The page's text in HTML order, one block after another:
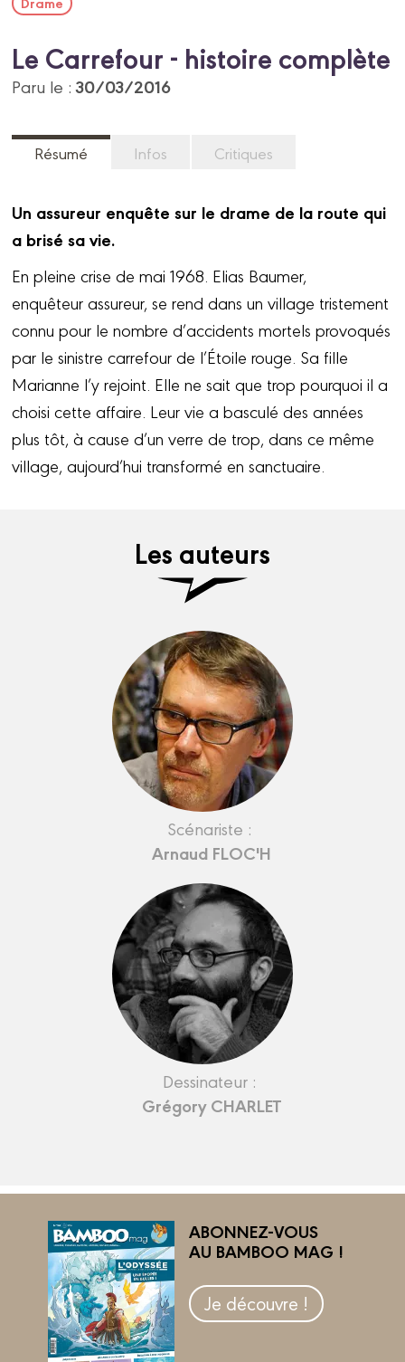
Le Carrefour - histoire complète
Paru le :30/03/2016
Résumé Infos Critiques
Un assureur enquête sur le drame de la route qui
a brisé sa vie.
En pleine crise de mai 1968. Elias Baumer,
enquêteur assureur, se rend dans un village tristement
connu pour le nombre d’accidents mortels provoqués
par le sinistre carrefour de l’Étoile rouge. Sa fille
Marianne l’y rejoint. Elle ne sait que trop pourquoi il a
choisi cette affaire. Leur vie a basculé des années
plus tôt, à cause d’un verre de trop, dans ce même
village, aujourd’hui transformé en sanctuaire.
Les auteurs
Scénariste :
Arnaud FLOC'H
Dessinateur :
Grégory CHARLET
ABONNEZ-VOUS
AU BAMBOO MAG !
Je découvre !